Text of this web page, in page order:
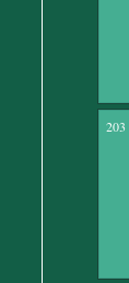
203